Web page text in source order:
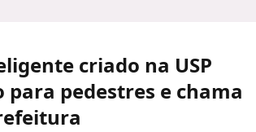
criado na USP
pedestres e chama